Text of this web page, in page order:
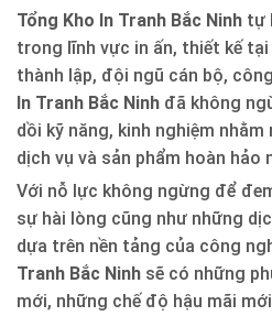
Tổng Kho In Tranh Bắc Ninh tự
trong lĩnh vực in ấn, thiết kế tại
thành lập, đội ngũ cán bộ,
In Tranh Bắc Ninh đã không
dồi kỹ năng, kinh nghiệm
dịch vụ và sản phẩm hoàn hảo
Với nỗ lực không ngừng để
sự hài lòng cũng như những
dựa trên nền tảng của công
Tranh Bắc Ninh sẽ có những
mới, những chế độ hậu mãi